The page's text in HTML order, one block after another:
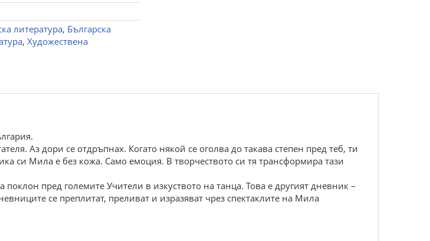
литература, Българска
, Художествена
Аз дори се отдръпнах. Когато някой се оголва до такава степен пред теб, ти
си Мила е без кожа. Само емоция. В творчеството си тя трансформира тази
пред големите Учители в изкуството на танца. Това е другият дневник –
се преплитат, преливат и изразяват чрез спектаклите на Мила